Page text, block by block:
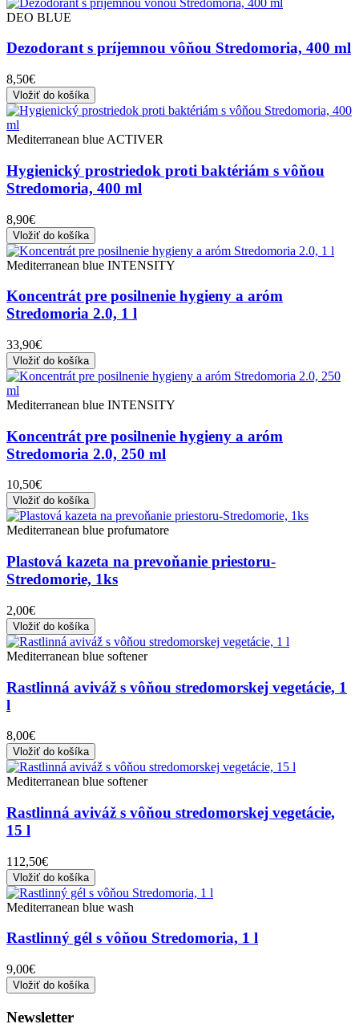
DEO BLUE
Dezodorant s príjemnou vôňou Stredomoria, 400 ml
8,50€
Vložiť do košíka
Mediterranean blue ACTIVER
Hygienický prostriedok proti baktériám s vôňou
Stredomoria, 400 ml
8,90€
Vložiť do košíka
Mediterranean blue INTENSITY
Koncentrát pre posilnenie hygieny a aróm
Stredomoria 2.0, 1 l
33,90€
Vložiť do košíka
Mediterranean blue INTENSITY
Koncentrát pre posilnenie hygieny a aróm
Stredomoria 2.0, 250 ml
10,50€
Vložiť do košíka
Mediterranean blue profumatore
Plastová kazeta na prevoňanie priestoru-
Stredomorie, 1ks
2,00€
Vložiť do košíka
Mediterranean blue softener
Rastlinná aviváž s vôňou stredomorskej vegetácie, 1
l
8,00€
Vložiť do košíka
Mediterranean blue softener
Rastlinná aviváž s vôňou stredomorskej vegetácie,
15 l
112,50€
Vložiť do košíka
Mediterranean blue wash
Rastlinný gél s vôňou Stredomoria, 1 l
9,00€
Vložiť do košíka
Newsletter